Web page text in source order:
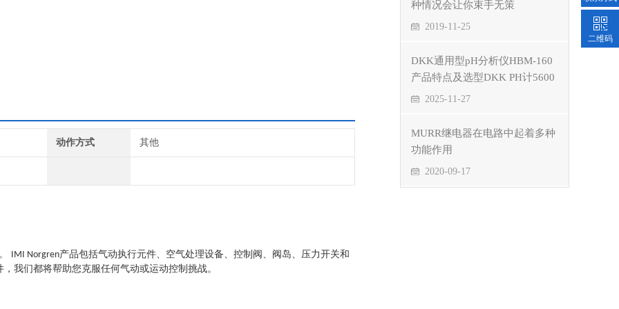
动作方式 其他
IMI Norgren产品包括气动执行元件、空气处理设备、控制阀、阀岛、压力开关和
我们都将帮助您克服任何气动或运动控制挑战。
种情况会让你束手无策
2019-11-25
DKK通用型pH分析仪HBM-160
产品特点及选型DKK PH计5600
2025-11-27
MURR继电器在电路中起着多种
功能作用
2020-09-17
二维码